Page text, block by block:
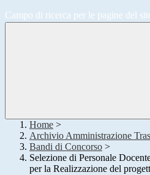
Campo di ricerca per le pagine del
Home >
Archivio Amministrazione
Bandi di Concorso >
Selezione di Personale
per la Realizzazione del